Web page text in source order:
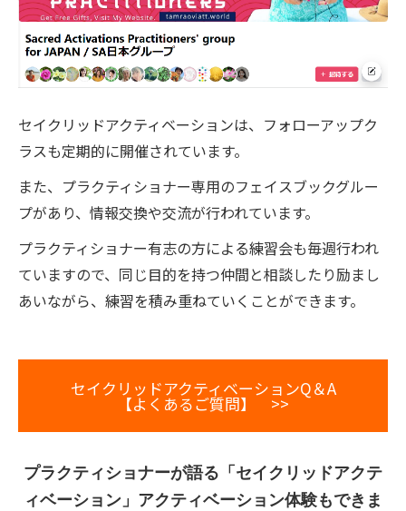
セイクリッドアクティベーションは、フォローアップク
ラスも定期的に開催されています。
また、プラクティショナー専用のフェイスブックグルー
プがあり、情報交換や交流が行われています。
プラクティショナー有志の方による練習会も毎週行われ
ていますので、同じ目的を持つ仲間と相談したり励まし
あいながら、練習を積み重ねていくことができます。
セイクリッドアクティベーションQ＆A
【よくあるご質問】 >>
プラクティショナーが語る「セイクリッドアクテ
ィベーション」アクティベーション体験もできま